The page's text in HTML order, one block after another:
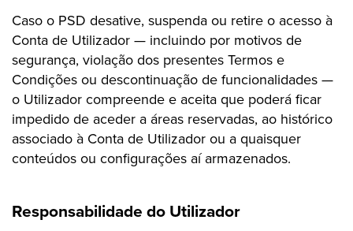
Caso o PSD desative, suspenda ou retire o acesso à
Conta de Utilizador — incluindo por motivos de
segurança, violação dos presentes Termos e
Condições ou descontinuação de funcionalidades —
o Utilizador compreende e aceita que poderá ficar
impedido de aceder a áreas reservadas, ao histórico
associado à Conta de Utilizador ou a quaisquer
conteúdos ou configurações aí armazenados.
Responsabilidade do Utilizador